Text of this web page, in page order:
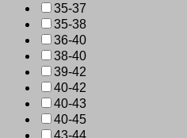
35-37
35-38
36-40
38-40
39-42
40-42
40-43
40-45
43-44